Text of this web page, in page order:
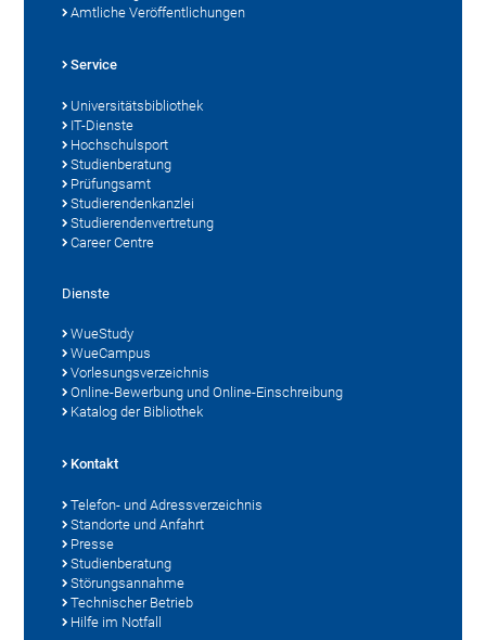
Amtliche Veröffentlichungen
Service
Universitätsbibliothek
IT-Dienste
Hochschulsport
Studienberatung
Prüfungsamt
Studierendenkanzlei
Studierendenvertretung
Career Centre
Dienste
WueStudy
WueCampus
Vorlesungsverzeichnis
Online-Bewerbung und Online-Einschreibung
Katalog der Bibliothek
Kontakt
Telefon- und Adressverzeichnis
Standorte und Anfahrt
Presse
Studienberatung
Störungsannahme
Technischer Betrieb
Hilfe im Notfall